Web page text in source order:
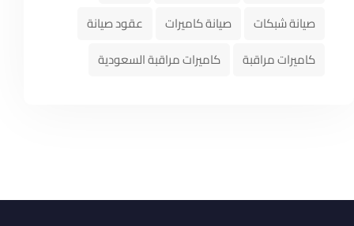
صيانة شبكات
صيانة كاميرات
عقود صيانة
كاميرات مراقبة
كاميرات مراقبة السعودية